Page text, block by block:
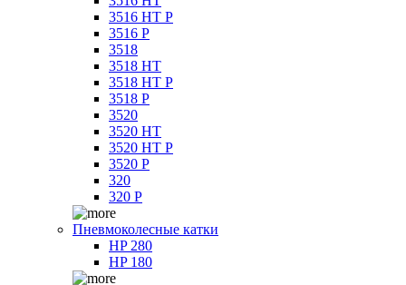
3516 HT P
3516 P
3518
3518 HT
3518 HT P
3518 P
3520
3520 HT
3520 HT P
3520 P
320
320 P
Пневмоколесные катки
HP 280
HP 180